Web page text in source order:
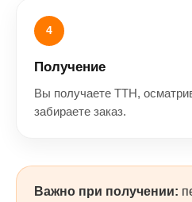
4
Получение
Вы получаете ТТН,
забираете заказ.
Важно при получении: